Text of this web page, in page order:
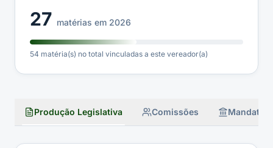
27 matérias em 2026
54 matéria(s) no total vinculadas a este vereador(a)
Produção Legislativa Comissões Mandatos